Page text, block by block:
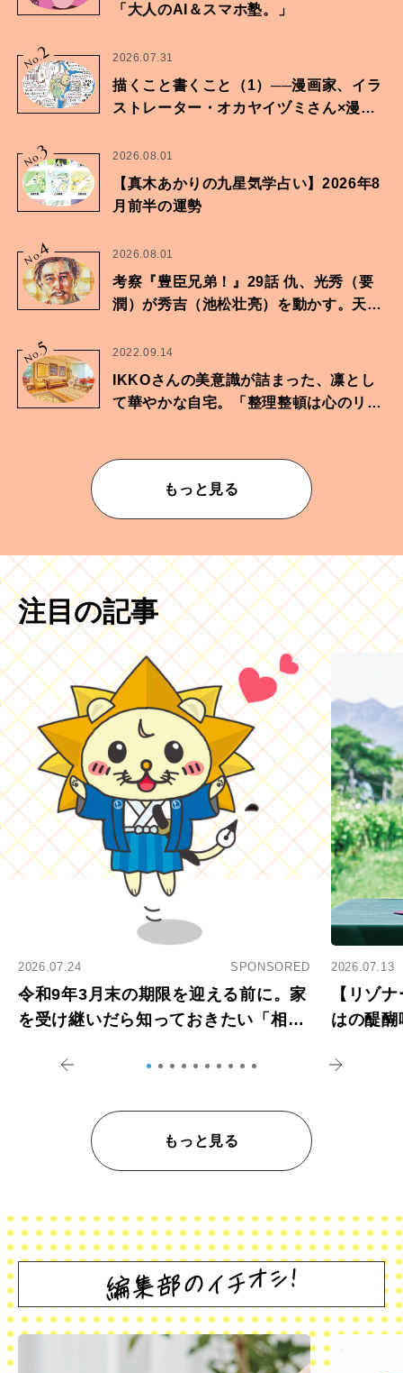
「大人のAI＆スマホ塾。」
No.2 2026.07.31
描くこと書くこと（1）──漫画家、イラ
ストレーター・オカヤイヅミさん×漫画
No.3 2026.08.01
【真木あかりの九星気学占い】2026年8
月前半の運勢
No.4 2026.08.01
考察『豊臣兄弟！』29話 仇、光秀（要
潤）が秀吉（池松壮亮）を動かす。天下
No.5 2022.09.14
IKKOさんの美意識が詰まった、凛とし
て華やかな自宅。「整理整頓は心のリズ
もっと見る
注目の記事
2026.07.24 SPONSORED
令和9年3月末の期限を迎える前に。家
を受け継いだら知っておきたい「相続
2026.07.13
【リゾ
はの醍
もっと見る